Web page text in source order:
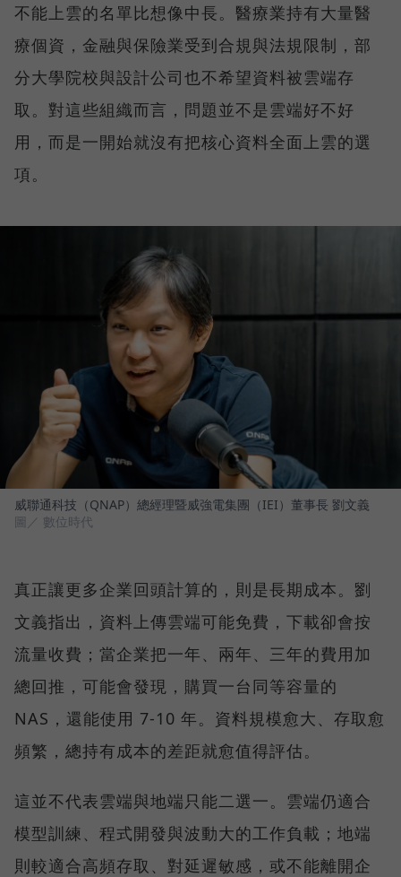
不能上雲的名單比想像中長。醫療業持有大量醫
療個資，金融與保險業受到合規與法規限制，部
分大學院校與設計公司也不希望資料被雲端存
取。對這些組織而言，問題並不是雲端好不好
用，而是一開始就沒有把核心資料全面上雲的選
項。
威聯通科技（QNAP）總經理暨威強電集團（IEI）董事長 劉文義
圖／ 數位時代
真正讓更多企業回頭計算的，則是長期成本。劉
文義指出，資料上傳雲端可能免費，下載卻會按
流量收費；當企業把一年、兩年、三年的費用加
總回推，可能會發現，購買一台同等容量的
NAS，還能使用 7-10 年。資料規模愈大、存取愈
頻繁，總持有成本的差距就愈值得評估。
這並不代表雲端與地端只能二選一。雲端仍適合
模型訓練、程式開發與波動大的工作負載；地端
則較適合高頻存取、對延遲敏感，或不能離開企